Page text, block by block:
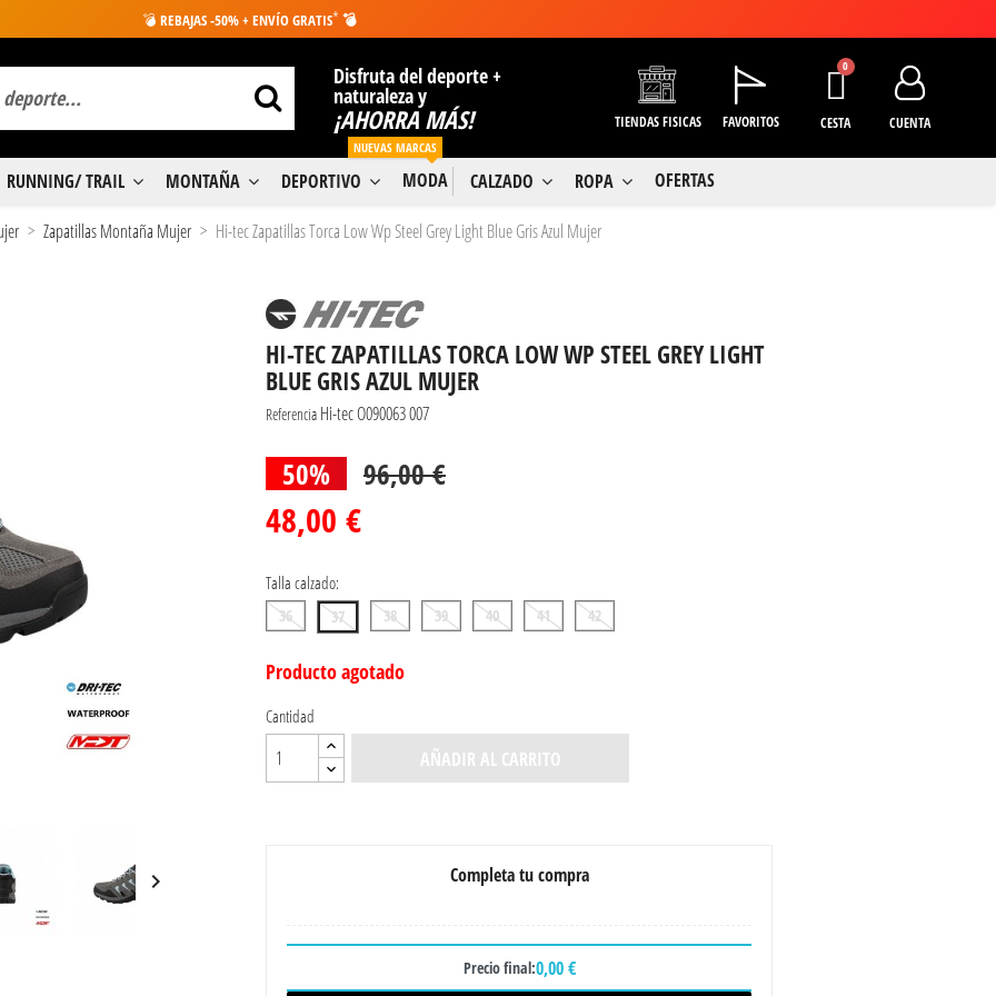
💣 REBAJAS -50% + ENVÍO GRATIS* 💣
Disfruta del deporte +
naturaleza y
¡AHORRA MÁS! TIENDAS FISICAS FAVORITOS CESTA CUENTA
RUNNING/ TRAIL MONTAÑA DEPORTIVO MODA
NUEVAS MARCAS
CALZADO ROPA OFERTAS
Zapatillas Montaña Mujer Hi-tec Zapatillas Torca Low Wp Steel Grey Light Blue Gris Azul Mujer

HI-TEC ZAPATILLAS TORCA LOW WP STEEL GREY LIGHT
BLUE GRIS AZUL MUJER
Referencia Hi-tec O090063 007
50% 96,00 €
48,00 €
Talla calzado:
36 37 38 39 40 41 42
Producto agotado
Cantidad
AÑADIR AL CARRITO
Completa tu compra
Precio final:0,00 €